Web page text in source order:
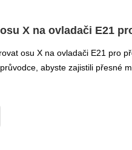
X na ovladači E21
osu X na ovladači E21 pro
abyste zajistili přesné